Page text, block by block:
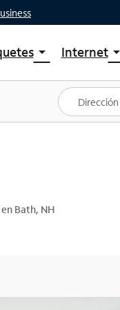
arrow_drop_down
Ver paquetes
Spectrum One
Mejores ofertas
Internetarrow_drop_down
Planes
Bath, NH